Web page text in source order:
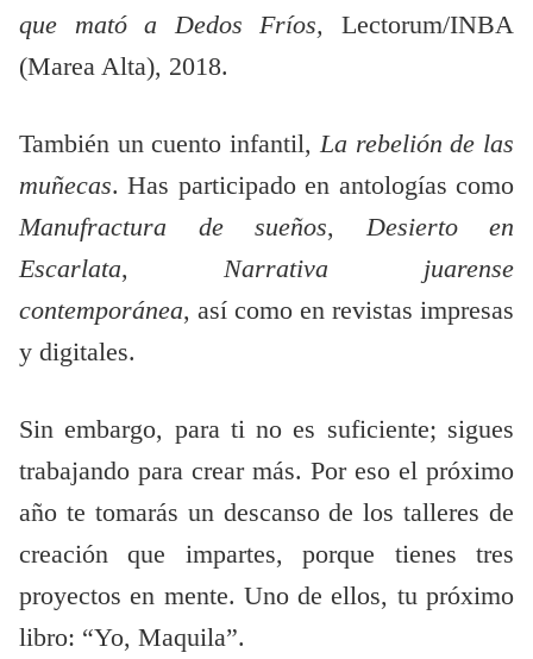
que mató a Dedos Fríos,
Lectorum/INBA
(Marea Alta), 2018.
También un cuento infantil,La rebelión de las
muñecas. Has participado en antologías como
Manufractura de sueños,Desierto en
Escarlata, Narrativa juarense
contemporánea, así como en revistas impresas
y digitales.
Sin embargo, para ti no es suficiente; sigues
trabajando para crear más. Por eso el próximo
año te tomarás un descanso de los talleres de
creación que impartes, porque tienes tres
proyectos en mente. Uno de ellos, tu próximo
libro: “Yo, Maquila”.